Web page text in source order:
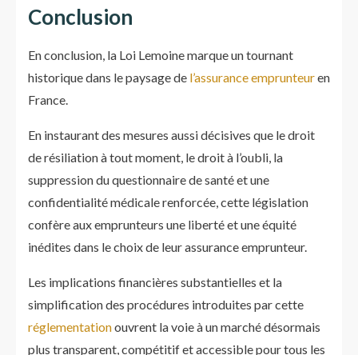
Conclusion
En conclusion, la Loi Lemoine marque un tournant
historique dans le paysage de l’assurance emprunteuren
France.
En instaurant des mesures aussi décisives que le droit
de résiliation à tout moment, le droit à l’oubli, la
suppression du questionnaire de santé et une
confidentialité médicale renforcée, cette législation
confère aux emprunteurs une liberté et une équité
inédites dans le choix de leur assurance emprunteur.
Les implications financières substantielles et la
simplification des procédures introduites par cette
réglementationouvrent la voie à un marché désormais
plus transparent, compétitif et accessible pour tous les